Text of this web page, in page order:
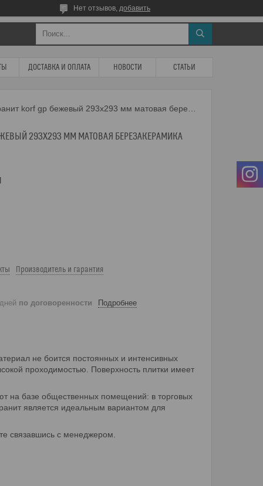
Нет отзывов, добавить
ДОСТАВКА И ОПЛАТА НОВОСТИ СТАТЬИ
293Х293 ММ МАТОВАЯ БЕРЕЗАКЕРАМИКА
Производитель и гарантия
по договоренности Подробнее
не боится постоянных и интенсивных
проходимостью. Поверхность плитки имеет
на базе общественных помещений: в торговых
является идеальным вариантом для
связавшись с менеджером.